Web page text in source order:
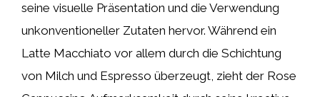
seine visuelle Präsentation und die Verwendung
unkonventioneller Zutaten hervor. Während ein
Latte Macchiato vor allem durch die Schichtung
von Milch und Espresso überzeugt, zieht der Rose